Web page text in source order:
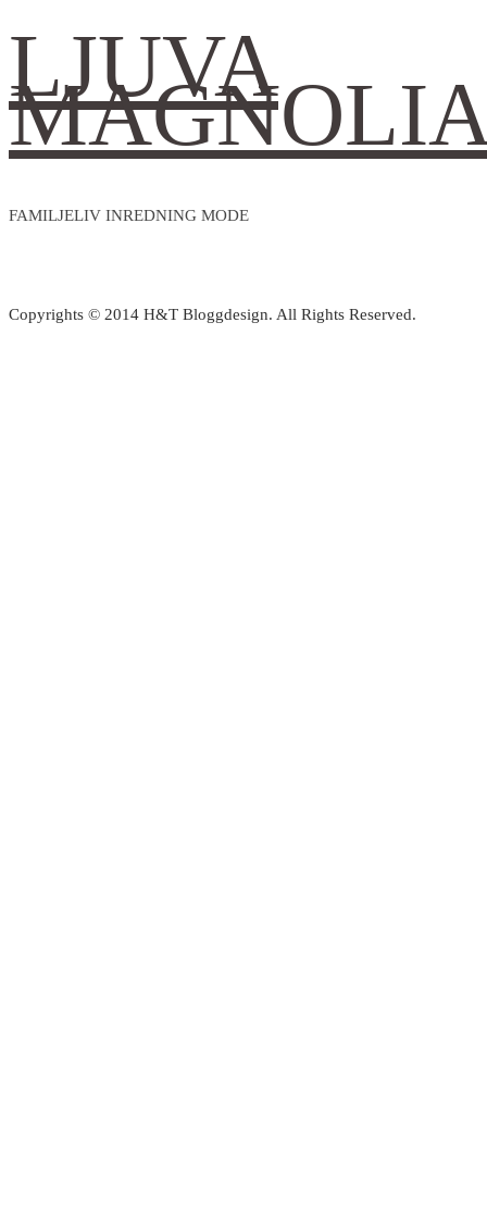
LJUVA
FAMILJELIV INREDNING MODE
Copyrights © 2014 H&T Bloggdesign. All Rights Reserved.